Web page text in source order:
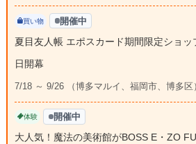
買い物 開催中
夏目友人帳 エポスカード期間限定ショ
日開幕
7/18 ～ 9/26 （博多マルイ、福岡市、博多区
体験 開催中
大人気！魔法の美術館がBOSS E・ZO